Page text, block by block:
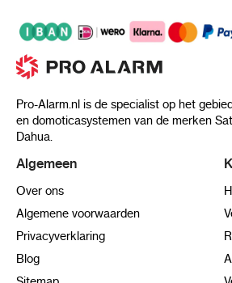
Pro-Alarm.nl is de specialist op het
en domoticasystemen van de merken
Dahua.
Algemeen
Over ons
Algemene voorwaarden
Privacyverklaring
Blog